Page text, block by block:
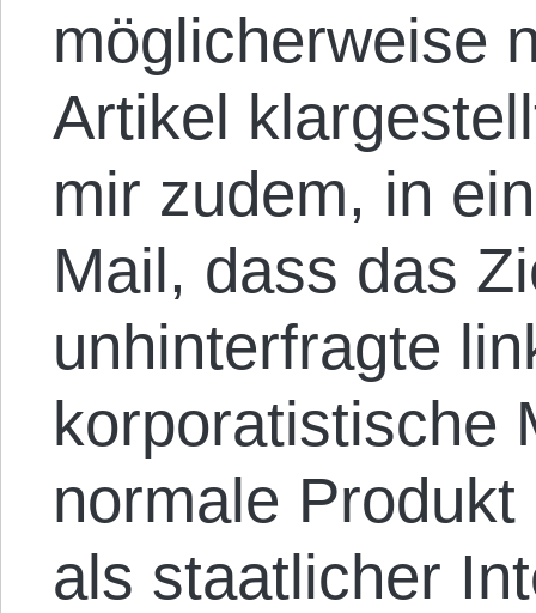
möglicherweise
Artikel
mir zudem, in
Mail, dass das
unhinterfragte
korporatistische
normale
als staatlicher